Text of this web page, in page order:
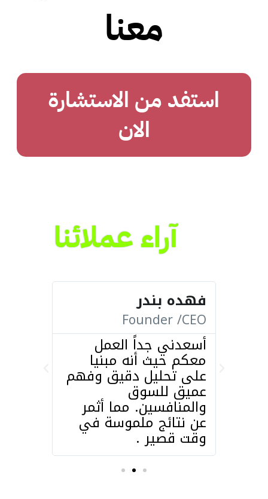
معنا
استفد من الاستشارة
الان
آراء عملائنا
فهده بندر
Founder /CEO
أسعدني جداً العمل
معكم حيث أنه مبنيا
على تحليل دقيق وفهم
عميق للسوق
والمنافسين. مما أثمر
عن نتائج ملموسة في
وقت قصير .